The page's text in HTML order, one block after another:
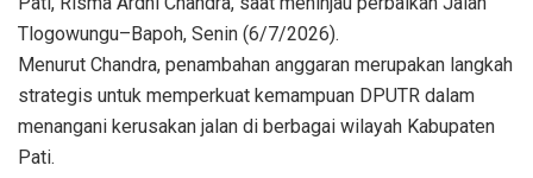
Tlogowungu–Bapoh, Senin (6/7/2026).
Menurut Chandra, penambahan anggaran merupakan langkah
strategis untuk memperkuat kemampuan DPUTR dalam
menangani kerusakan jalan di berbagai wilayah Kabupaten
Pati.